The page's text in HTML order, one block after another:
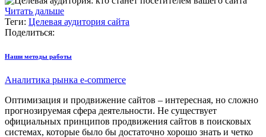
Читать дальше
Теги: Целевая аудитория сайта
Поделиться:
Наши методы работы
Аналитика рынка e-commerce
Оптимизация и продвижение сайтов – интересная, но сложно
прогнозируемая сфера деятельности. Не существует
официальных принципов продвижения сайтов в поисковых
системах, которые было бы достаточно хорошо знать и четко